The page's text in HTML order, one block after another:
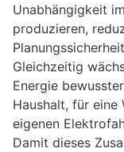
Unabhängigkeit
produzieren,
Gleichzeitig
Energie
Haushalt, für eine
eigenen
Damit dieses